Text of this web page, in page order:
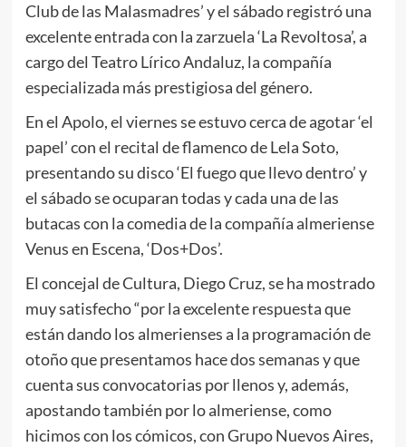
Club de las Malasmadres’ y el sábado registró una
excelente entrada con la zarzuela ‘La Revoltosa’, a
cargo del Teatro Lírico Andaluz, la compañía
especializada más prestigiosa del género.
En el Apolo, el viernes se estuvo cerca de agotar ‘el
papel’ con el recital de flamenco de Lela Soto,
presentando su disco ‘El fuego que llevo dentro’ y
el sábado se ocuparan todas y cada una de las
butacas con la comedia de la compañía almeriense
Venus en Escena, ‘Dos+Dos’.
El concejal de Cultura, Diego Cruz, se ha mostrado
muy satisfecho “por la excelente respuesta que
están dando los almerienses a la programación de
otoño que presentamos hace dos semanas y que
cuenta sus convocatorias por llenos y, además,
apostando también por lo almeriense, como
hicimos con los cómicos, con Grupo Nuevos Aires,